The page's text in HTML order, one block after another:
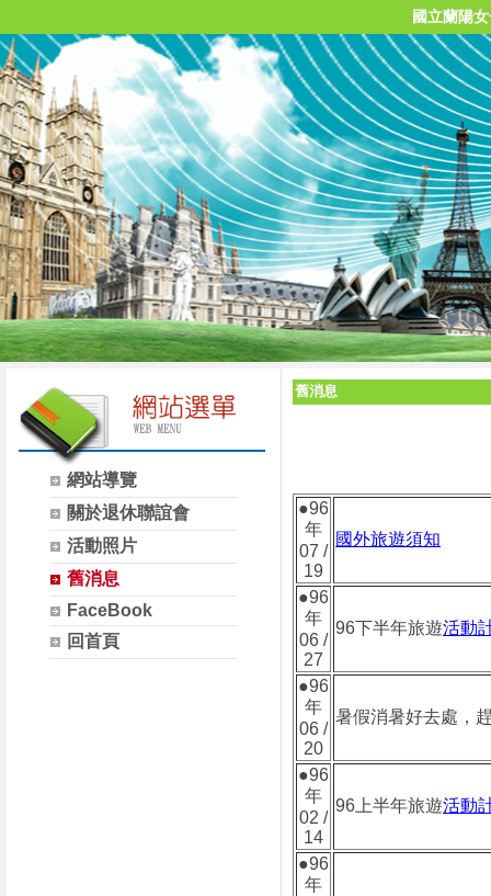
國立蘭陽
網站導覽
關於退休聯誼會
活動照片
舊消息
FaceBook
回首頁
舊消息
●96
年
07 /
19
國外旅遊須知
●96
年
06 /
27
96下半年旅遊活動
●96
年
06 /
20
暑假消暑好去處，
●96
年
02 /
14
96上半年旅遊活動
●96
年